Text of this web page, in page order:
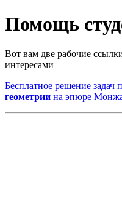
Помощь
Вот вам две рабочие
интересами
Бесплатное решение задач
геометрии на эпюре